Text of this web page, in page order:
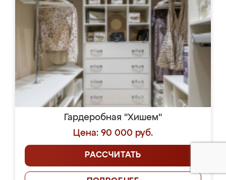
Гардеробная "Хишем"
Цена: 90 000 руб.
РАССЧИТАТЬ